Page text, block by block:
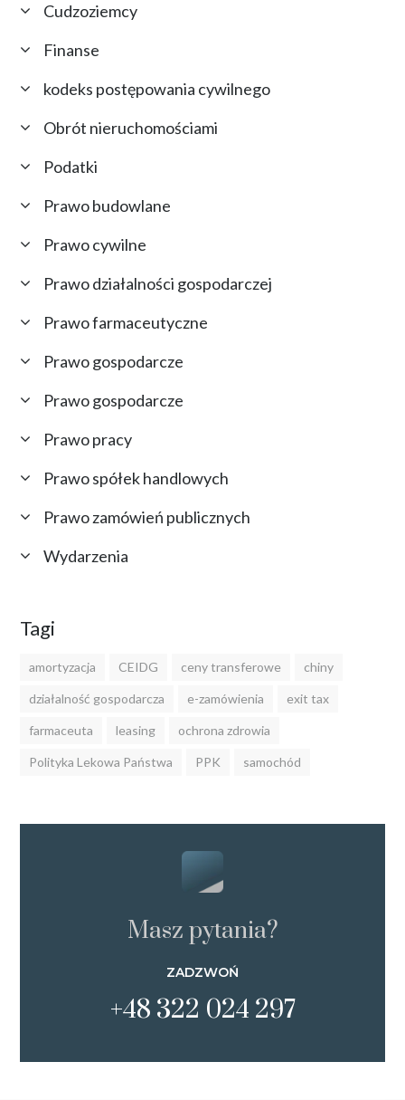
Cudzoziemcy
Finanse
kodeks postępowania cywilnego
Obrót nieruchomościami
Podatki
Prawo budowlane
Prawo cywilne
Prawo działalności gospodarczej
Prawo farmaceutyczne
Prawo gospodarcze
Prawo gospodarcze
Prawo pracy
Prawo spółek handlowych
Prawo zamówień publicznych
Wydarzenia
Tagi
amortyzacja CEIDG ceny transferowe chiny
działalność gospodarcza e-zamówienia exit tax
farmaceuta leasing ochrona zdrowia
Polityka Lekowa Państwa PPK samochód
Masz pytania?
ZADZWOŃ
+48 322 024 297